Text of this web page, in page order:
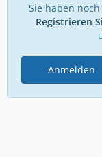
Sie haben
Registrieren
Anmelden